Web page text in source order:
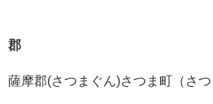
郡
薩摩郡(さつまぐん)さつま町（さつ